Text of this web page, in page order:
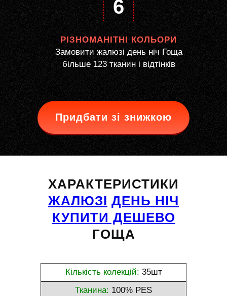
6
РІЗНОМАНІТНІ КОЛЬОРИ
Замовити жалюзі день ніч Гоща
більше 123 тканин і відтінків
Придбати зі знижкою
ХАРАКТЕРИСТИКИ
ЖАЛЮЗІ ДЕНЬ НІЧ
КУПИТИ ДЕШЕВО
ГОЩА
Кількість колекцій: 35шт
Тканина: 100% PES